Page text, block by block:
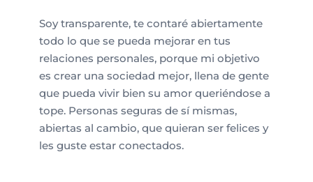
Soy transparente, te contaré abiertamente
todo lo que se pueda mejorar en tus
relaciones personales, porque mi objetivo
es crear una sociedad mejor, llena de gente
que pueda vivir bien su amor queriéndose a
tope. Personas seguras de sí mismas,
abiertas al cambio, que quieran ser felices y
les guste estar conectados.